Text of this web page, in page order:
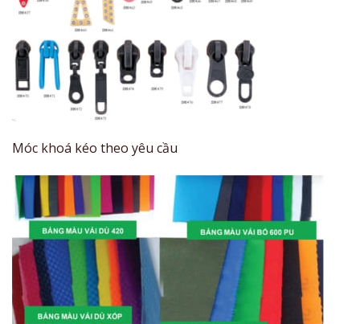
Móc khoá kéo theo yêu cầu